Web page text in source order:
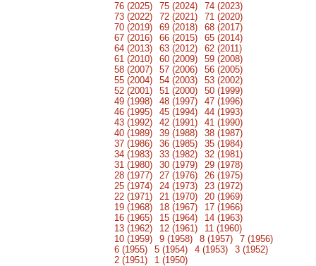
76 (2025) 75 (2024)
74 (2023)
73 (2022)
72 (2021)
71 (2020)
70 (2019)
69 (2018)
68 (2017)
67 (2016)
66 (2015)
65 (2014)
64 (2013)
63 (2012)
62 (2011)
61 (2010)
60 (2009)
59 (2008)
58 (2007)
57 (2006)
56 (2005)
55 (2004)
54 (2003)
53 (2002)
52 (2001)
51 (2000)
50 (1999)
49 (1998)
48 (1997)
47 (1996)
46 (1995)
45 (1994)
44 (1993)
43 (1992)
42 (1991)
41 (1990)
40 (1989)
39 (1988)
38 (1987)
37 (1986)
36 (1985)
35 (1984)
34 (1983)
33 (1982)
32 (1981)
31 (1980)
30 (1979)
29 (1978)
28 (1977)
27 (1976)
26 (1975)
25 (1974)
24 (1973)
23 (1972)
22 (1971)
21 (1970)
20 (1969)
19 (1968)
18 (1967)
17 (1966)
16 (1965)
15 (1964)
14 (1963)
13 (1962)
12 (1961)
11 (1960)
10 (1959)
9 (1958) 8 (1957)
7 (1956)
6 (1955)
5 (1954) 4 (1953)
3 (1952)
2 (1951)
1 (1950)